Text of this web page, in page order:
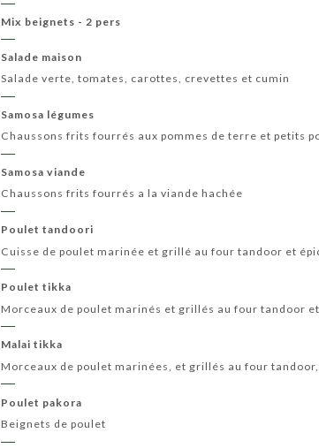
Mix beignets - 2 pers
Salade maison
Salade verte, tomates, carottes, crevettes et cumin
Samosa légumes
Chaussons frits fourrés aux pommes de terre et petits
Samosa viande
Chaussons frits fourrés a la viande hachée
Poulet tandoori
Cuisse de poulet marinée et grillé au four tandoor et
Poulet tikka
Morceaux de poulet marinés et grillés au four tandoor
Malai tikka
Morceaux de poulet marinées, et grillés au four
Poulet pakora
Beignets de poulet